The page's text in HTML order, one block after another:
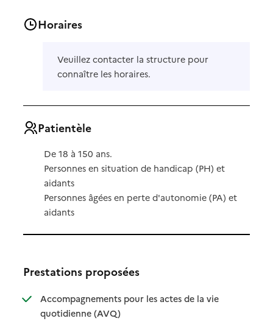
Horaires
Veuillez contacter la structure pour
connaître les horaires.
Patientèle
De 18 à 150 ans.
Personnes en situation de handicap (PH) et
aidants
Personnes âgées en perte d'autonomie (PA) et
aidants
Prestations proposées
Accompagnements pour les actes de la vie
quotidienne (AVQ): disponible
: non disponible